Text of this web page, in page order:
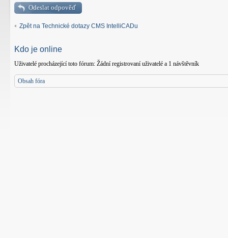
Odeslat odpověď
Zpět na Technické dotazy CMS IntelliCADu
Kdo je online
Uživatelé procházející toto fórum: Žádní registrovaní uživatelé a 1 návštěvník
Obsah fóra